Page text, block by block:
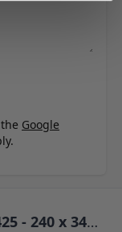
Google
Vloerkleed Mad Men 8425 - 240 x 340 cm